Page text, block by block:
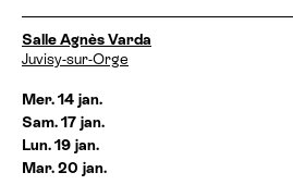
D
a
e
s
e
t
h
Salle Agnès Varda
Juvisy-sur-Orge
Mer. 14 jan.
Sam. 17 jan.
Lun. 19 jan.
Mar. 20 jan.